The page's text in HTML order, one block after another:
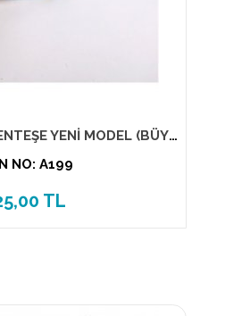
BOSCH MAX KAPI MENTEŞE YENİ MODEL (BÜYÜK)- 625486
NO: A199
TL